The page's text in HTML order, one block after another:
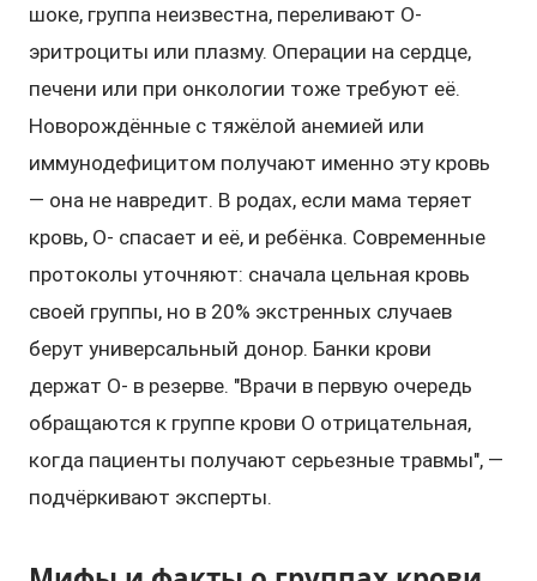
шоке, группа неизвестна, переливают O-
эритроциты или плазму. Операции на сердце,
печени или при онкологии тоже требуют её.
Новорождённые с тяжёлой анемией или
иммунодефицитом получают именно эту кровь
— она не навредит. В родах, если мама теряет
кровь, O- спасает и её, и ребёнка. Современные
протоколы уточняют: сначала цельная кровь
своей группы, но в 20% экстренных случаев
берут универсальный донор. Банки крови
держат O- в резерве. "Врачи в первую очередь
обращаются к группе крови O отрицательная,
когда пациенты получают серьезные травмы", —
подчёркивают эксперты.